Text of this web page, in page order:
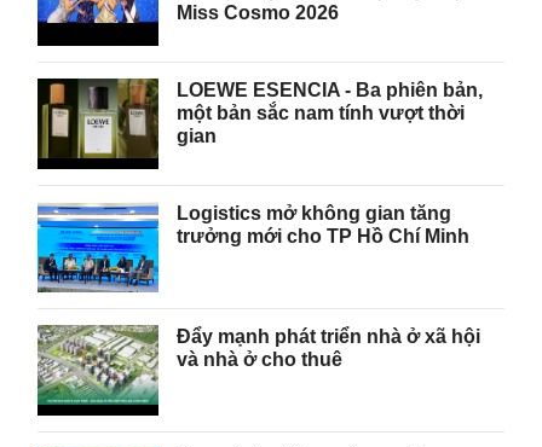
Miss Cosmo 2026
LOEWE ESENCIA - Ba phiên bản,
một bản sắc nam tính vượt thời
gian
Logistics mở không gian tăng
trưởng mới cho TP Hồ Chí Minh
Đẩy mạnh phát triển nhà ở xã hội
và nhà ở cho thuê